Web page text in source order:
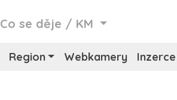
Co se děje / KM
Region Webkamery Inzerce